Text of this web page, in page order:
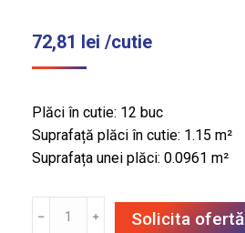
72,81 lei /cutie
Plăci în cutie: 12 buc
Suprafață plăci în cutie: 1.15 m²
Suprafața unei plăci: 0.0961 m²
Cantitate
﹣ ﹢ Solicita ofertă